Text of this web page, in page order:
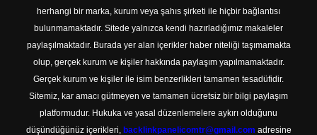
herhangi bir marka, kurum veya şahıs şirketi ile hiçbir bağlantısı
bulunmamaktadır. Sitede yalnızca kendi hazırladığımız makaleler
paylaşılmaktadır. Burada yer alan içerikler haber niteliği taşımamakta
olup, gerçek kurum ve kişiler hakkında paylaşım yapılmamaktadır.
Gerçek kurum ve kişiler ile isim benzerlikleri tamamen tesadüfidir.
Sitemiz, kar amacı gütmeyen ve tamamen ücretsiz bir bilgi paylaşım
platformudur. Hukuka ve yasal düzenlemelere aykırı olduğunu
düşündüğünüz içerikleri, backlinkpanelicomtr@gmail.com adresine